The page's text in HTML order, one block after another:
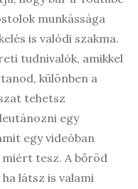
munkássága
is valódi szakma.
tudnivalók, amikkel
különben a
tehetsz
egy
egy videóban
tesz. A bőröd
látsz is valami